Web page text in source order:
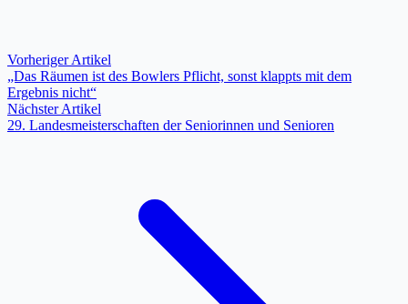
Vorheriger Artikel
„Das Räumen ist des Bowlers Pflicht, sonst klappts mit dem
Ergebnis nicht“
Nächster Artikel
29. Landesmeisterschaften der Seniorinnen und Senioren